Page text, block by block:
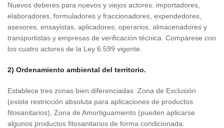
Nuevos deberes para nuevos y viejos actores: importadores,
elaboradores, formuladores y fraccionadores, expendedores,
asesores, ensayistas, aplicadores, operarios, almacenadores y
transportistas y empresas de verificación técnica. Compárese con
los cuatro actores de la Ley 6.599 vigente.
2) Ordenamiento ambiental del territorio.
Establece tres zonas bien diferenciadas: Zona de Exclusión
(existe restricción absoluta para aplicaciones de productos
fitosanitarios), Zona de Amortiguamiento (pueden aplicarse
algunos productos fitosanitarios de forma condicionada: